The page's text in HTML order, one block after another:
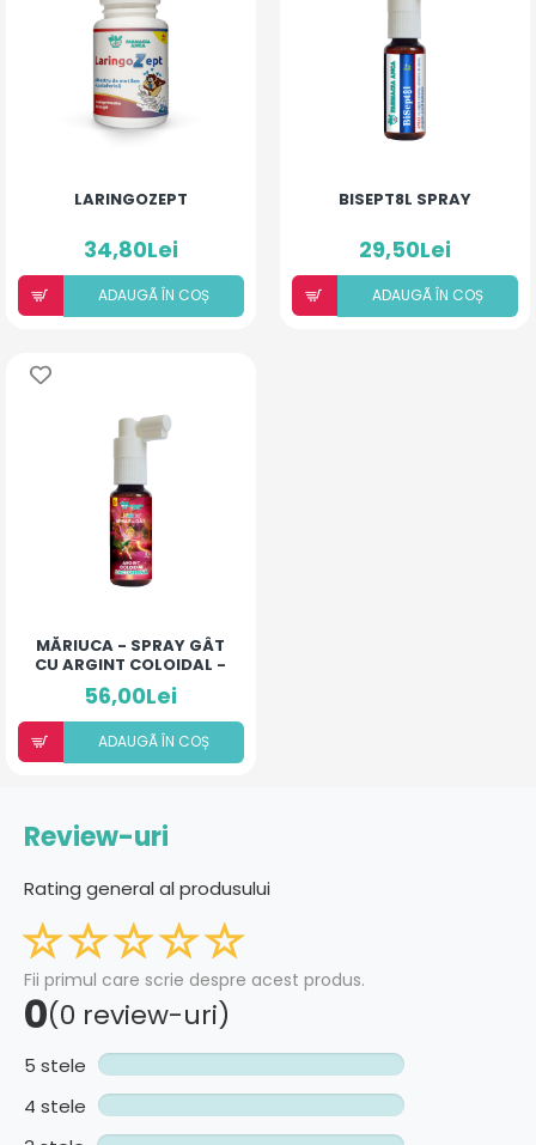
LARINGOZEPT
34,80Lei
ADAUGÃ ÎN COȘ
BISEPT8L SPRAY
29,50Lei
ADAUGÃ ÎN COȘ
MĂRIUCA - SPRAY GÂT
CU ARGINT COLOIDAL -
LACTOFERINĂ
56,00Lei
ADAUGÃ ÎN COȘ
Review-uri
Rating general al produsului
Fii primul care scrie despre acest produs.
0(0 review-uri)
5 stele
4 stele